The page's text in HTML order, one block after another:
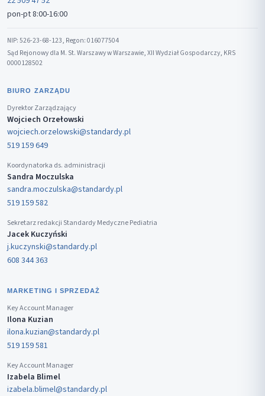
pon-pt 8:00-16:00
NIP: 526-23-68-123, Regon: 016077504
Sąd Rejonowy dla M. St. Warszawy w Warszawie, XII Wydział Gospodarczy, KRS
0000128502
BIURO ZARZĄDU
Dyrektor Zarządzający
Wojciech Orzełowski
wojciech.orzelowski@standardy.pl
519 159 649
Koordynatorka ds. administracji
Sandra Moczulska
sandra.moczulska@standardy.pl
519 159 582
Sekretarz redakcji Standardy Medyczne Pediatria
Jacek Kuczyński
j.kuczynski@standardy.pl
608 344 363
MARKETING I SPRZEDAŻ
Key Account Manager
Ilona Kuzian
ilona.kuzian@standardy.pl
519 159 581
Key Account Manager
Izabela Blimel
izabela.blimel@standardy.pl